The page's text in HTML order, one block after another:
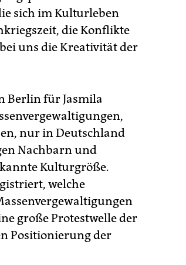
sich im Kulturleben
die Konflikte
uns die Kreativität der
Berlin für Jasmila
nur in Deutschland
Nachbarn und
Kulturgröße.
welche
große Protestwelle der
Positionierung der